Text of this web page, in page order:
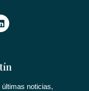
noticias,